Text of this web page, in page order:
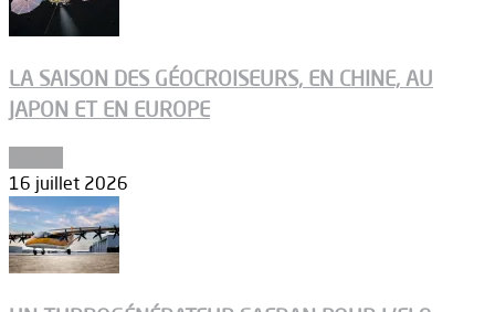
LA SAISON DES GÉOCROISEURS, EN CHINE, AU
JAPON ET EN EUROPE
16 juillet 2026